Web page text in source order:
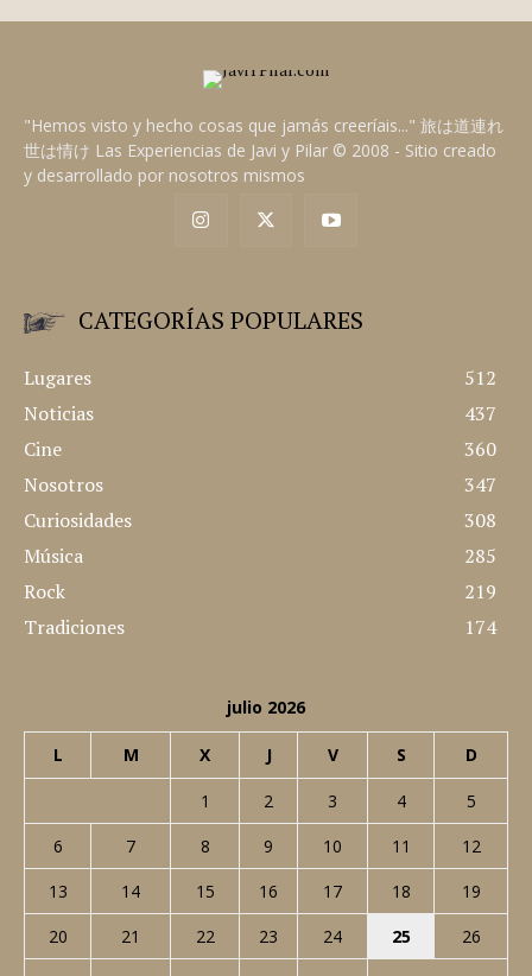
"Hemos visto y hecho cosas que jamás creeríais..." 旅は道連れ
世は情け Las Experiencias de Javi y Pilar © 2008 - Sitio creado
y desarrollado por nosotros mismos
CATEGORÍAS POPULARES
Lugares
512
Noticias
437
Cine
360
Nosotros
347
Curiosidades
308
Música
285
Rock
219
Tradiciones
174
julio 2026
L M X J V S D
1 2 3 4
5
6
7 8 9 10 11
12
13
14 15 16 17 18
19
20
21 22 23 24 25
26